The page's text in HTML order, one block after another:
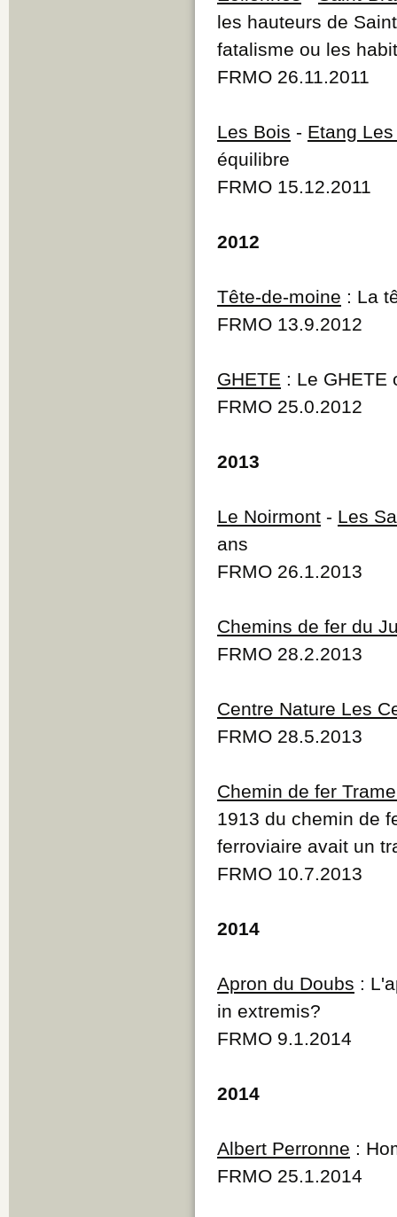
les hauteurs de
fatalisme ou les
FRMO 26.11.2011
Les Bois - Etang
équilibre
FRMO 15.12.2011
2012
Tête-de-moine : La
FRMO 13.9.2012
GHETE : Le
FRMO 25.0.2012
2013
Le Noirmont - Les
ans
FRMO 26.1.2013
Chemins de fer du
FRMO 28.2.2013
Centre Nature Les
FRMO 28.5.2013
Chemin de fer
1913 du chemin de
ferroviaire avait un
FRMO 10.7.2013
2014
Apron du Doubs :
in extremis?
FRMO 9.1.2014
2014
Albert Perronne :
FRMO 25.1.2014